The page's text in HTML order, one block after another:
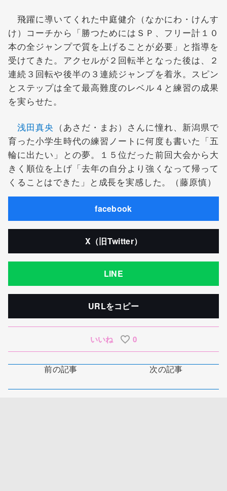
飛躍に導いてくれた中庭健介（なかにわ・けんす
け）コーチから「勝つためにはＳＰ、フリー計１０
本の全ジャンプで質を上げることが必要」と指導を
受けてきた。アクセルが２回転半となった後は、２
連続３回転や後半の３連続ジャンプを着氷。スピン
とステップは全て最高難度のレベル４と練習の成果
を実らせた。
浅田真央 （あさだ・まお）さんに憧れ、新潟県で
育った小学生時代の練習ノートに何度も書いた「五
輪に出たい」との夢。１５位だった前回大会から大
きく順位を上げ「去年の自分より強くなって帰って
くることはできた」と成長を実感した。（藤原慎）
facebook
X（旧Twitter）
LINE
URLをコピー
いいね 0
前の記事 次の記事